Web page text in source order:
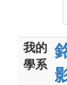
我的
學系